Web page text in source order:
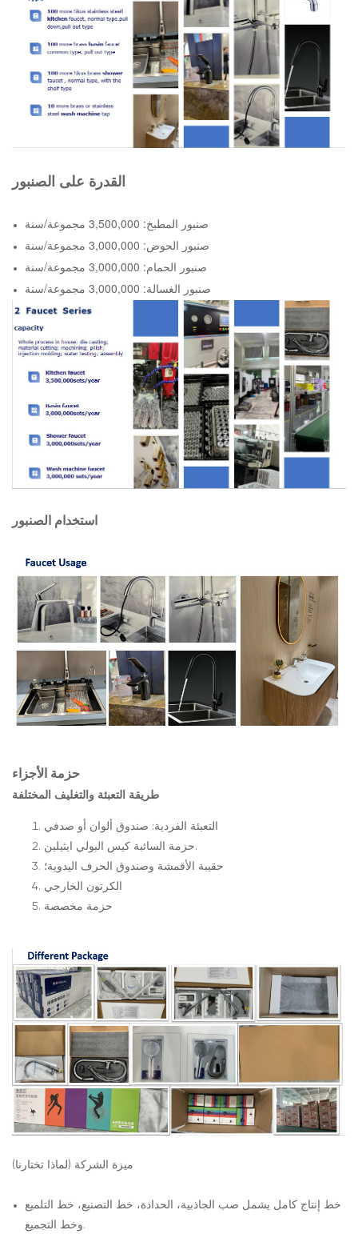
القدرة على الصنبور
صنبور المطبخ: 3,500,000 مجموعة/سنة
صنبور الحوض: 3,000,000 مجموعة/سنة
صنبور الحمام: 3,000,000 مجموعة/سنة
صنبور الغسالة: 3,000,000 مجموعة/سنة
استخدام الصنبور
حزمة الأجزاء
طريقة التعبئة والتغليف المختلفة
التعبئة الفردية: صندوق ألوان أو صدفي
حزمة السائبة كيس البولي ايثيلين.
حقيبة الأقمشة وصندوق الحرف اليدوية؛
الكرتون الخارجي
حزمة مخصصة
ميزة الشركة (لماذا تختارنا)
خط إنتاج كامل يشمل صب الجاذبية، الحدادة، خط التصنيع، خط التلميع
وخط التجميع.